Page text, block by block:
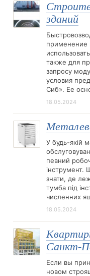
зданий
применение
также для
запросу
условия
Сиб». Ее
18.05.2024
У будь-якій
певний
інструмент.
знати, де
тумба під
численних
18.05.2024
Санкт-
Если вы
новом